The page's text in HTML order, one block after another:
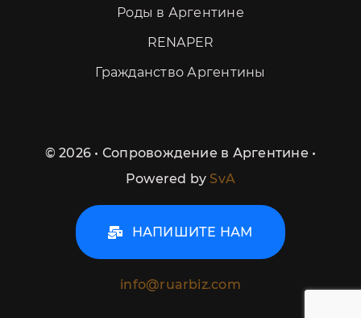
Роды в Аргентине
RENAPER
Гражданство Аргентины
©2026 • Сопровождение в Аргентине •
Powered by SvA
НАПИШИТЕ НАМ
info@ruarbiz.com